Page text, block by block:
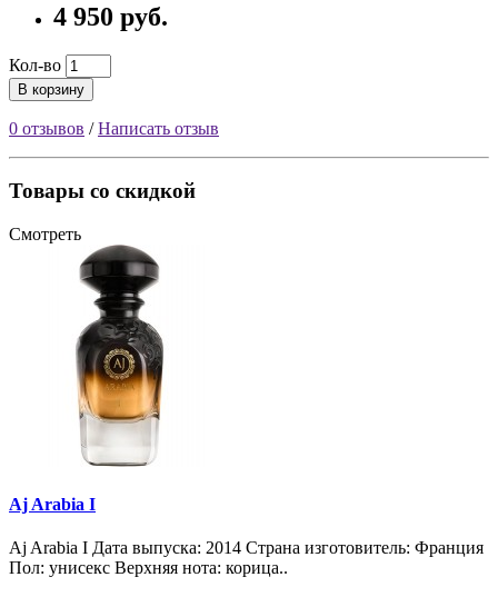
4 950 руб.
Кол-во
В корзину
0 отзывов /Написать отзыв
Товары со скидкой
Смотреть
Aj Arabia I
Aj Arabia I Дата выпуска: 2014 Страна изготовитель: Франция
Пол: унисекс Верхняя нота: корица..